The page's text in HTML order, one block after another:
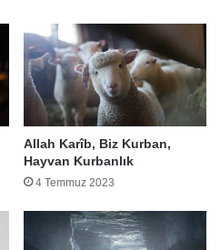
Allah Karîb, Biz Kurban,
Hayvan Kurbanlık
4 Temmuz 2023